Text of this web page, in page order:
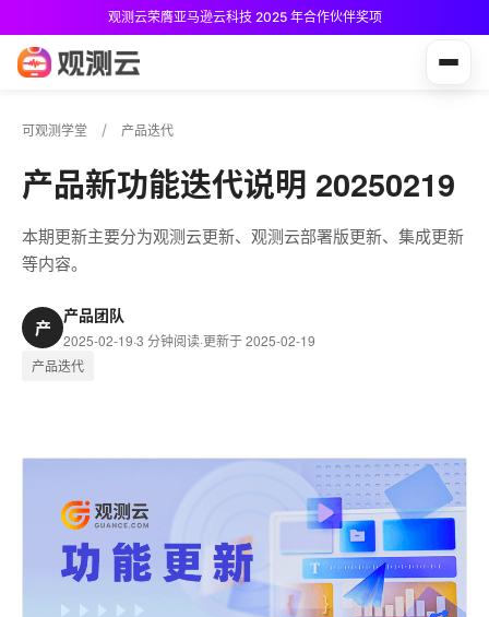
观测云荣膺亚马逊云科技 2025 年合作伙伴奖项
可观测学堂 产品迭代
产品新功能迭代说明 20250219
本期更新主要分为观测云更新、观测云部署版更新、集成更新
等内容。
产
产品团队
2025-02-19·3 分钟阅读·更新于 2025-02-19
产品迭代